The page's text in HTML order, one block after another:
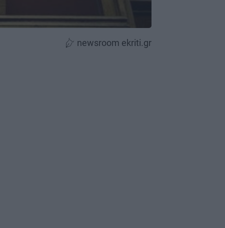
newsroom ekriti.gr